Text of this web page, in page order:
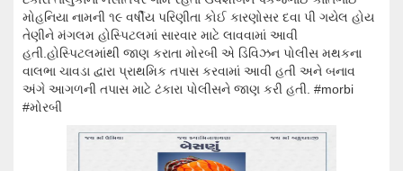
મોહનિયા નામની ૧૯ વર્ષીય પરિણીતા કોઈ કારણોસર દવા પી ગયેલ હોય
તેણીને મંગલમ હોસ્પિટલમાં સારવાર માટે લાવવામાં આવી
હતી.હોસ્પિટલમાંથી જાણ કરાતા મોરબી એ ડિવિઝન પોલીસ મથકના
વાલભા ચાવડા દ્વારા પ્રાથમિક તપાસ કરવામાં આવી હતી અને બનાવ
અંગે આગળની તપાસ માટે ટંકારા પોલીસને જાણ કરી હતી. #morbi
#મોરબી